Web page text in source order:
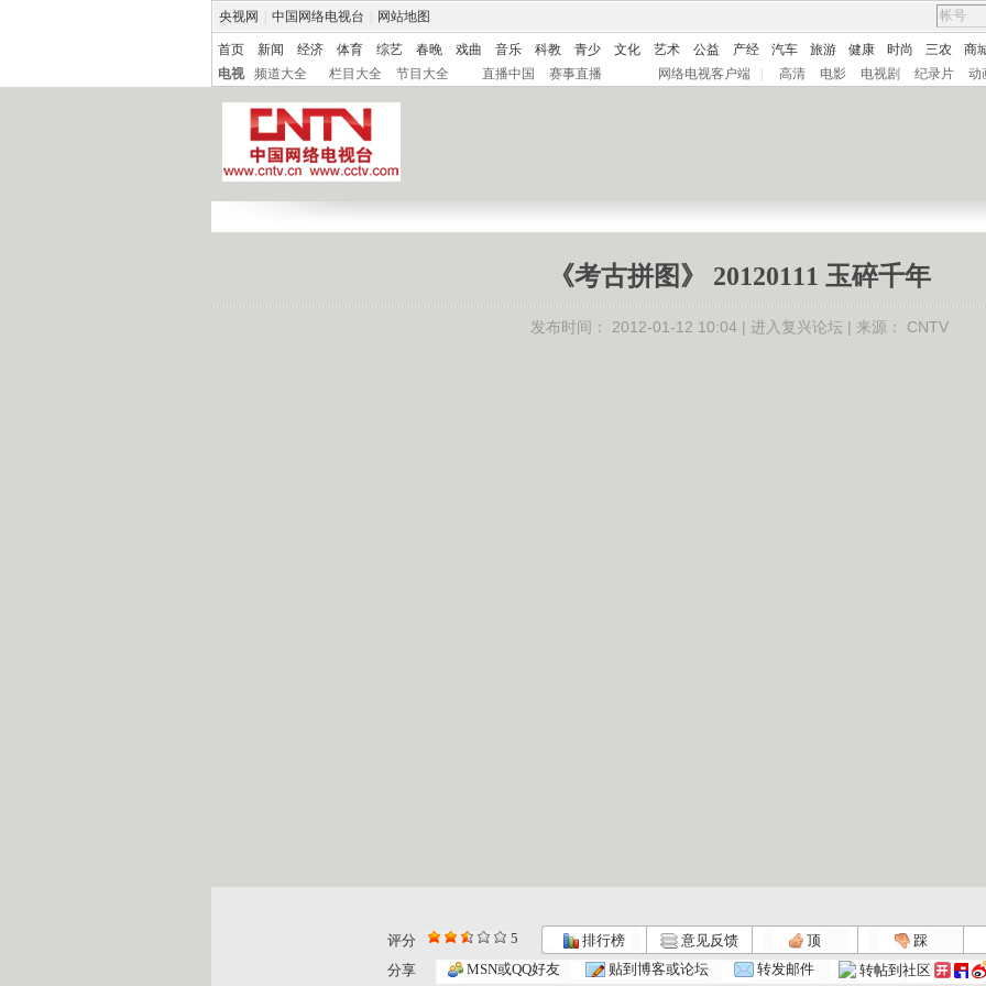
央视网 中国网络电视台 网站地图
首页 新闻 经济 体育 综艺 春晚 戏曲 音乐 科教 青少 文化 艺术 公益 产经 汽车 旅游 健康 时尚 三农
商
电视
频道大全 栏目大全 节目大全 直播中国 赛事直播 网络电视客户端 高清 电影 电视剧 纪录片 动
《考古拼图》 20120111 玉碎千年
发布时间： 2012-01-12 10:04 | 进入复兴论坛 | 来源： CNTV
评分 5 排行榜 意见反馈 顶
踩
分享
MSN或QQ好友 贴到博客或论坛 转发邮件 转帖到社区